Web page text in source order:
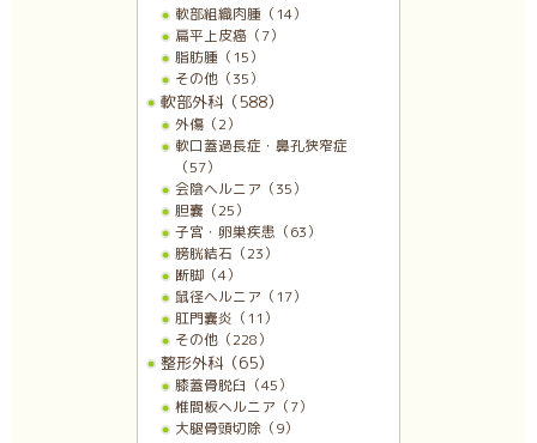
軟部組織肉腫（14）
扁平上皮癌（7）
脂肪腫（15）
その他（35）
軟部外科（588）
外傷（2）
軟口蓋過長症・鼻孔狭窄症
（57）
会陰ヘルニア（35）
胆嚢（25）
子宮・卵巣疾患（63）
膀胱結石（23）
断脚（4）
鼠径ヘルニア（17）
肛門嚢炎（11）
その他（228）
整形外科（65）
膝蓋骨脱臼（45）
椎間板ヘルニア（7）
大腿骨頭切除（9）